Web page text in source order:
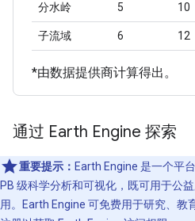
分水岭 5 10
子流域 6 12
*由数据提供商计算得出。
通过 Earth Engine 探索
重要提示： Earth Engine 是一个平
PB 级科学分析和可视化，既可用于公
用。Earth Engine 可免费用于研究、